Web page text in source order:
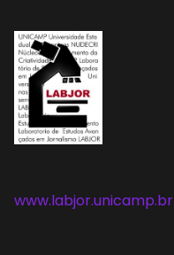
www.labjor.unicamp.br